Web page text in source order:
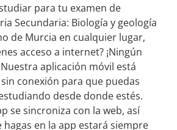
para tu examen de
Secundaria: Biología y geología
de Murcia en cualquier lugar,
acceso a internet? ¡Ningún
aplicación móvil está
conexión para que puedas
desde donde estés.
se sincroniza con la web, así
hagas en la app estará siempre